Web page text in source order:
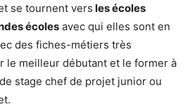
se tournent vers les écoles
écoles avec qui elles sont en
des fiches-métiers très
le meilleur débutant et le former à
stage chef de projet junior ou